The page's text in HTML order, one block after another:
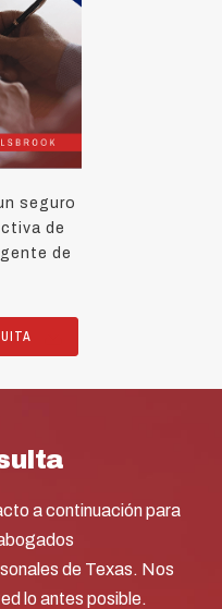
seguro
de
de
a continuación para
de Texas. Nos
lo antes posible.